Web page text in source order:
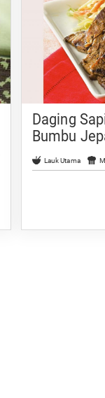
Daging
Bumbu
Lauk Utama